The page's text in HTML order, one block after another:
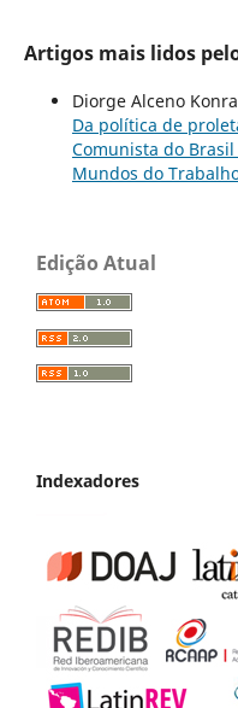
Artigos mais lidos
Diorge Alceno
Da política de
Comunista do
Mundos do
Edição Atual
Indexadores